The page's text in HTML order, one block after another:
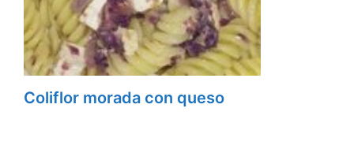
Coliflor morada con queso